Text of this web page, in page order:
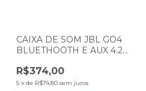
CAIXA DE SOM JBL GO4
BLUETHOOTH E AUX 4.2W
R$374,00
5 x de R$74,80 sem juros